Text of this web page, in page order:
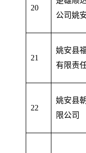
20
公司姚
21
姚安县
有限责
22
姚安县
限公司